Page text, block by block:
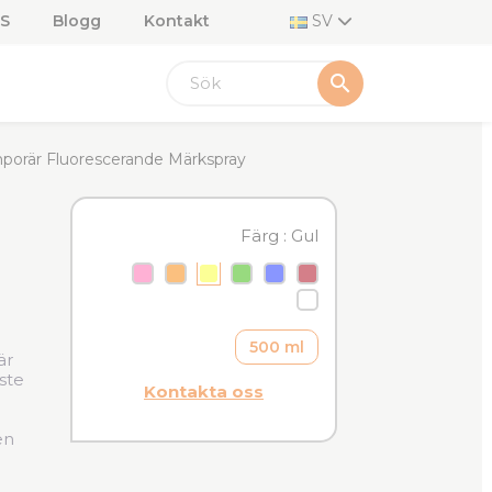
Blogg Kontakt SV
search
Fluorescerande Märkspray
Färg : Gul
Röd
Blå
Grön
Gul
Orange
Cerise
500 ml
Kontakta oss